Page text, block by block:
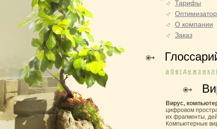
Тарифы
О компании
Заказ
а б в г д е ж з и к л
Вирус,
цифровом
их фрагменты,
Компьютерные